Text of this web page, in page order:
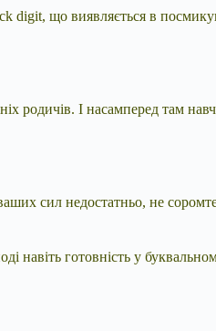
digit, що виявляється в
родичів. І насамперед там
сил недостатньо, не
навіть готовність у